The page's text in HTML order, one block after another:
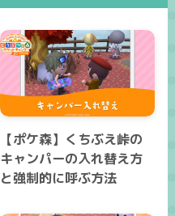
【ポケ森】くちぶえ峠の
キャンパーの入れ替え方
と強制的に呼ぶ方法